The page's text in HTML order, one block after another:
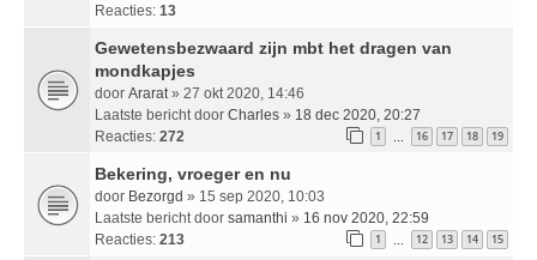
Reacties: 13
Gewetensbezwaard zijn mbt het dragen van
mondkapjes
door Ararat » 27 okt 2020, 14:46
Laatste bericht door Charles » 18 dec 2020, 20:27
Reacties: 272 1 … 16 17 18 19
Bekering, vroeger en nu
door Bezorgd » 15 sep 2020, 10:03
Laatste bericht door samanthi » 16 nov 2020, 22:59
Reacties: 213 1 … 12 13 14 15